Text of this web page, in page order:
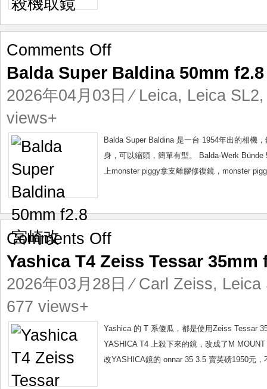
Comments Offon
Super
50mm
崎
Balda Super Baldina 50mm f2.8
2026年04月03日 ⁄ Leica, Leica SL2
views+
Balda Super Baldina 是一台 1954年出的相機
身，可以縮頭，簡單有型。 Balda-Werk
上monster piggy拿支離膠修復鏡，monster
Comments Offon
T4
Tessar
殺
鏡
Yashica T4 Zeiss Tessar 35mm
2026年03月28日 ⁄ Carl Zeiss, Leica
677 views+
Yashica 的 T 系傻瓜，都是使用Zeiss Tessar
YASHICA T4 上殺下來的鏡，改成了M
改YASHICA鏡的 onnar 35 3.5 賣英磅1950元